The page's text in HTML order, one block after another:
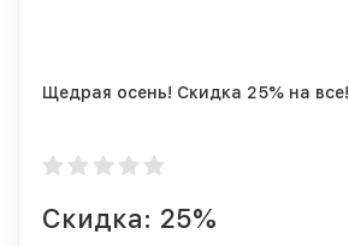
Щедрая осень! Скидка 25% на все!
Скидка: 25%